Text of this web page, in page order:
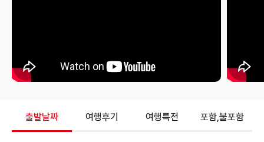
출발날짜 여행후기 여행특전 포함,불포함